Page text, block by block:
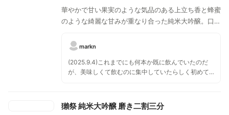
華やかで甘い果実のような気品のある上立ち香と蜂蜜
のような綺麗な甘みが重なり合った純米大吟醸。口に
が心地よい淡麗辛口な味わいです。口当たりはさらり
じます。甘み・香り・酸味がバランスよく調和し、ほ
のかな甘みが長い余韻となって広がり続けます。
markn
(2025.9.4)これまでにも何本か既に飲んでいたのだ
が、美味しくて飲むのに集中していたらしく初めて
甘さがあるのに口に残らない絶妙なバランスは見
事。
獺祭 純米大吟醸 磨き二割三分